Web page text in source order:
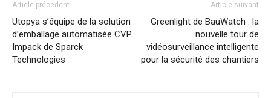
Article précédent
Utopya s’équipe de la solution
d’emballage automatisée CVP
Impack de Sparck
Technologies
Article suivant
Greenlight de BauWatch : la
nouvelle tour de
vidéosurveillance intelligente
pour la sécurité des chantiers